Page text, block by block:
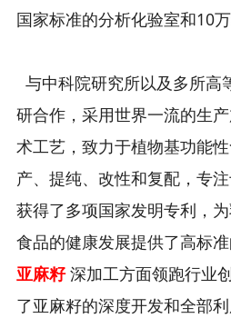
国家标准的分析化验室和10
与中科院研究所以及多所高
研合作，采用世界一流的生
术工艺，致力于植物基功能
产、提纯、改性和复配，专
获得了多项国家发明专利，
食品的健康发展提供了高标
亚麻籽 深加工方面领跑行业
了亚麻籽的深度开发和全部利